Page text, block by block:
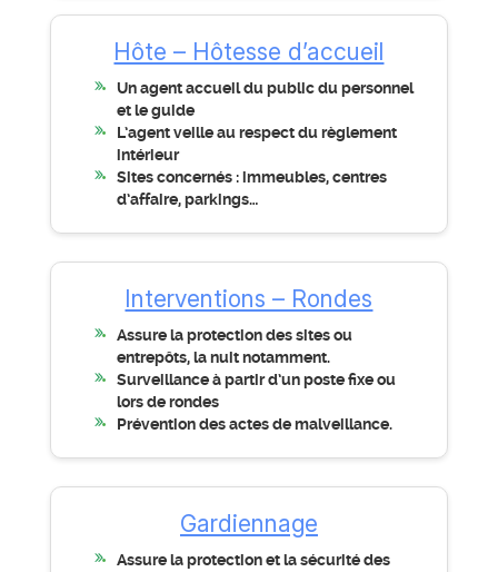
Hôte – Hôtesse d’accueil
Un agent accueil du public du personnel
et le guide
L’agent veille au respect du règlement
intérieur
Sites concernés : immeubles, centres
d’affaire, parkings…
Interventions – Rondes
Assure la protection des sites ou
entrepôts, la nuit notamment.
Surveillance à partir d’un poste fixe ou
lors de rondes
Prévention des actes de malveillance.
Gardiennage
Assure la protection et la sécurité des